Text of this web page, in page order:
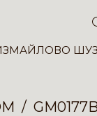
ШУЗ
GM0177B